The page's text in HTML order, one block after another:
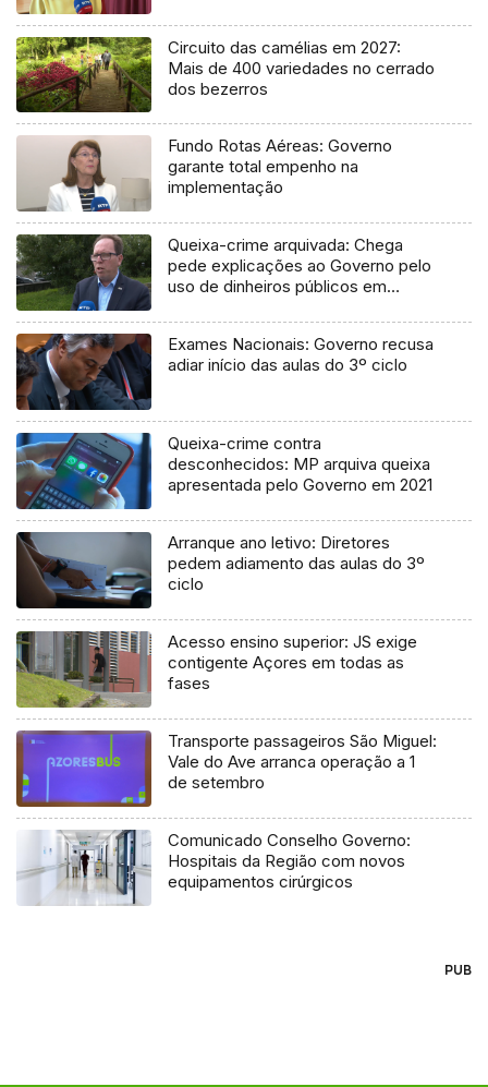
Circuito das camélias em 2027:
Mais de 400 variedades no cerrado
dos bezerros
Fundo Rotas Aéreas: Governo
garante total empenho na
implementação
Queixa-crime arquivada: Chega
pede explicações ao Governo pelo
uso de dinheiros públicos em
Exames Nacionais: Governo recusa
adiar início das aulas do 3º ciclo
Queixa-crime contra
desconhecidos: MP arquiva queixa
apresentada pelo Governo em 2021
Arranque ano letivo: Diretores
pedem adiamento das aulas do 3º
ciclo
Acesso ensino superior: JS exige
contigente Açores em todas as
fases
Transporte passageiros São Miguel:
Vale do Ave arranca operação a 1
de setembro
Comunicado Conselho Governo:
Hospitais da Região com novos
equipamentos cirúrgicos
PUB